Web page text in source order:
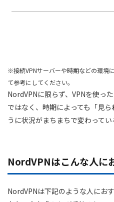
※接続VPNサーバーや時期などの環境
て参考にしてください。
NordVPNに限らず、VPNを使っ
ではなく、時期によっても「見
うに状況がまちまちで変わってい
NordVPNはこんな人に
NordVPNは下記のような人にお